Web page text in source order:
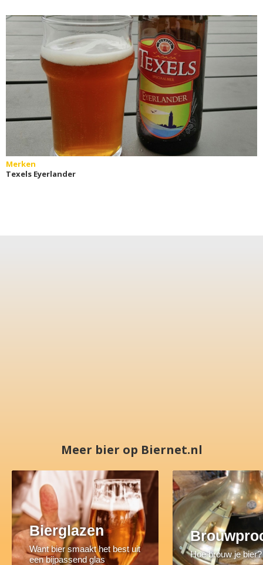
Merken
Texels Eyerlander
Meer bier op Biernet.nl
Bierglazen
Want bier smaakt het best uit
een bijpassend glas
Hoe brouw je bier?